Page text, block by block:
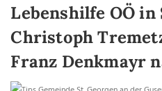
Lebenshilfe OÖ in
Christoph
Franz Denkmayr